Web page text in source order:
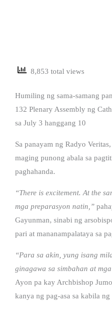
8,853 total views
Humiling ng sama-samang
132 Plenary Assembly ng
sa July 3 hanggang 10
Sa panayam ng Radyo
maging punong abala sa
paghahanda.
“There is excitement. At the
mga preparasyon natin,”
Gayunman, sinabi ng
pari at mananampalataya sa
“Para sa akin, yung isang
ginagawa sa simbahan at
Ayon pa kay Archbishop
kanya ng pag-asa sa kabila